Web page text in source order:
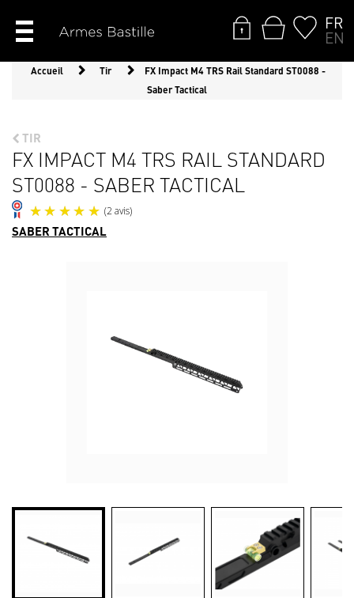
FR
EN
Accueil Tir
FX Impact M4 TRS Rail Standard ST0088 -
Saber Tactical
TIR
FX IMPACT M4 TRS RAIL STANDARD
ST0088 - SABER TACTICAL
SABER TACTICAL